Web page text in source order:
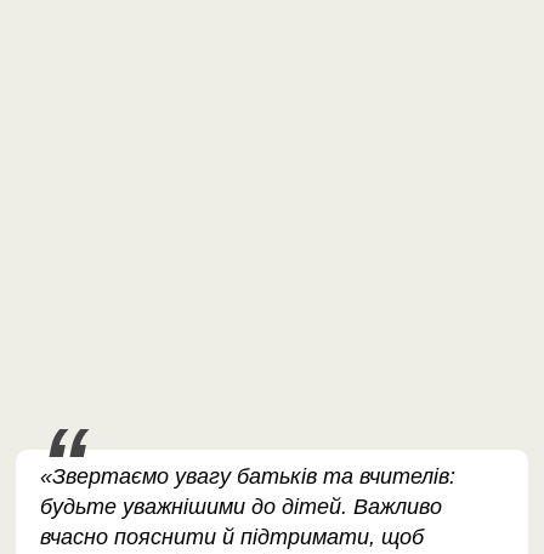
«Звертаємо увагу батьків та вчителів:
будьте уважнішими до дітей. Важливо
вчасно пояснити й підтримати, щоб